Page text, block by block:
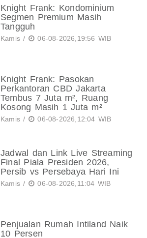
Knight Frank: Kondominium
Segmen Premium Masih
Tangguh
Kamis / 06-08-2026,19:56 WIB
Knight Frank: Pasokan
Perkantoran CBD Jakarta
Tembus 7 Juta m², Ruang
Kosong Masih 1 Juta m²
Kamis / 06-08-2026,12:04 WIB
Jadwal dan Link Live Streaming
Final Piala Presiden 2026,
Persib vs Persebaya Hari Ini
Kamis / 06-08-2026,11:04 WIB
Penjualan Rumah Intiland Naik
10 Persen